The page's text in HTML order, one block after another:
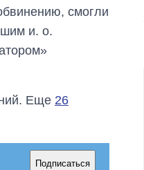
смогли
и. о.
Еще 26
Подписаться
Как изменился
обороны за 13 лет
войны с россией